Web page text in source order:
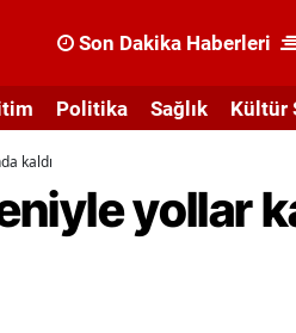
Son Dakika Haberleri
Politika Sağlık Kültür
kaldı
yollar